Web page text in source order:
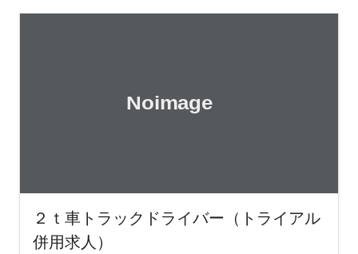
２ｔ車トラックドライバー（トライアル
併用求人）